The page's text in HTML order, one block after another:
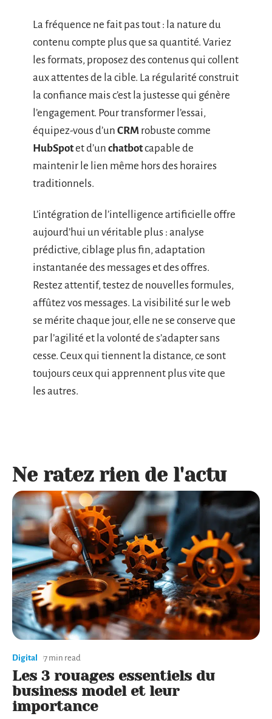
La fréquence ne fait pas tout : la nature du
contenu compte plus que sa quantité. Variez
les formats, proposez des contenus qui collent
aux attentes de la cible. La régularité construit
la confiance mais c’est la justesse qui génère
l’engagement. Pour transformer l’essai,
équipez-vous d’un CRM robuste comme
HubSpotet d’un chatbotcapable de
maintenir le lien même hors des horaires
traditionnels.
L’intégration de l’intelligence artificielle offre
aujourd’hui un véritable plus : analyse
prédictive, ciblage plus fin, adaptation
instantanée des messages et des offres.
Restez attentif, testez de nouvelles formules,
affûtez vos messages. La visibilité sur le web
se mérite chaque jour, elle ne se conserve que
par l’agilité et la volonté de s’adapter sans
cesse. Ceux qui tiennent la distance, ce sont
toujours ceux qui apprennent plus vite que
les autres.
Ne ratez rien de l'actu
Digital 7 min read
Les 3 rouages essentiels du
business model et leur
importance